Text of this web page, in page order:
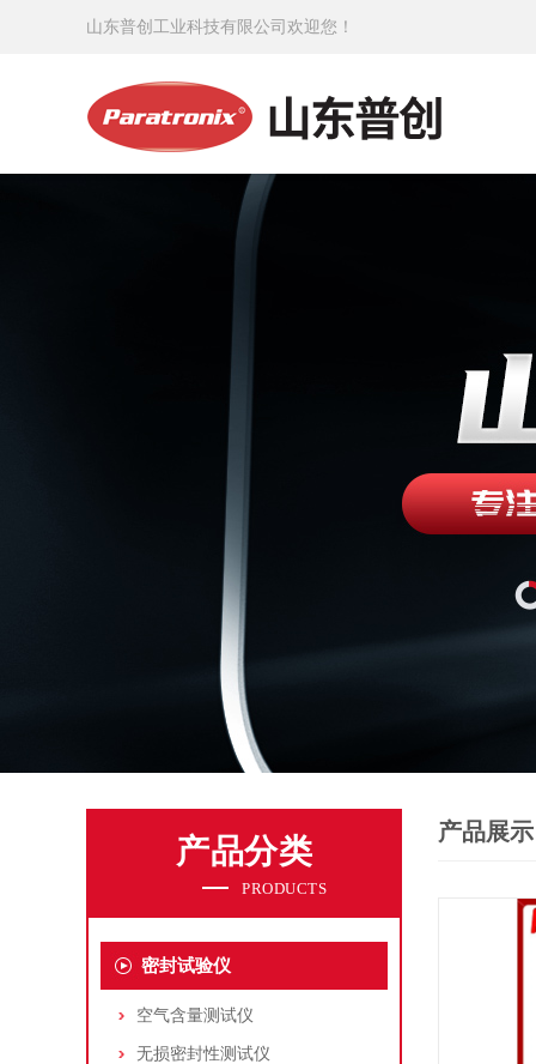
山东普创工业科技有限公司欢迎您！
产品分类
PRODUCTS
密封试验仪
空气含量测试仪
无损密封性测试仪
产品展示